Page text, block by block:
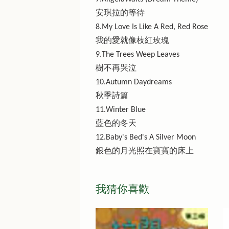
安琪拉的等待
8.My Love Is Like A Red, Red Rose
我的愛就像枝紅玫瑰
9.The Trees Weep Leaves
樹不再哭泣
10.Autumn Daydreams
秋季詩篇
11.Winter Blue
藍色的冬天
12.Baby's Bed's A Silver Moon
銀色的月光照在寶寶的床上
我猜你喜歡